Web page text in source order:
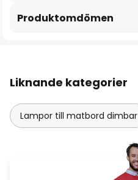
Produktomdömen
Liknande kategorier
Lampor till matbord dimbar